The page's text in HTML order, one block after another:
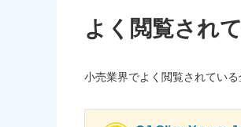
よく閲覧され
小売業界でよく閲覧されている